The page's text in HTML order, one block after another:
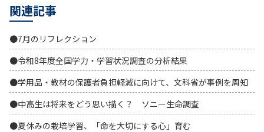
関連記事
●7月のリフレクション
●令和8年度全国学力・学習状況調査の分析結果
●学用品・教材の保護者負担軽減に向けて、文科省が事例を周知
●中高生は将来をどう思い描く？ ソニー生命調査
●夏休みの栽培学習、「命を大切にする心」育む